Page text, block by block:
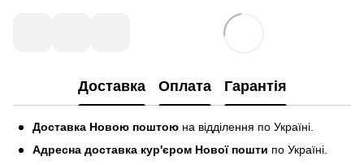
Доставка Оплата Гарантія
Доставка Новою поштою на відділення по Україні.
Адресна доставка кур'єром Нової пошти по Україні.